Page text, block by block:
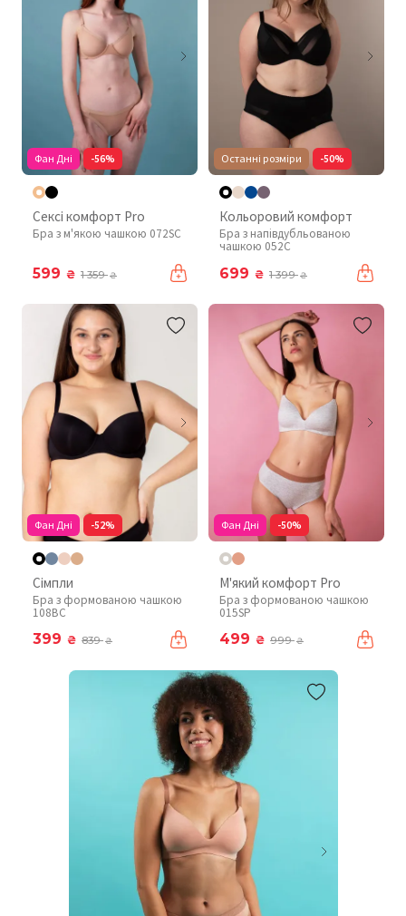
Фан Дні -56%
Сексі комфорт Pro
Бра з м'якою чашкою 072SC
599 ₴ 1 359₴
Останні розміри -50%
Кольоровий комфорт
Бра з напівдубльованою
чашкою 052C
699 ₴ 1 399₴
Фан Дні -52%
Сімпли
Бра з формованою чашкою
108BC
399 ₴ 839₴
Фан Дні -50%
М'який комфорт Pro
Бра з формованою чашкою
015SP
499 ₴ 999₴